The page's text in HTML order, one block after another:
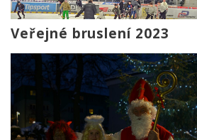
Veřejné bruslení 2023